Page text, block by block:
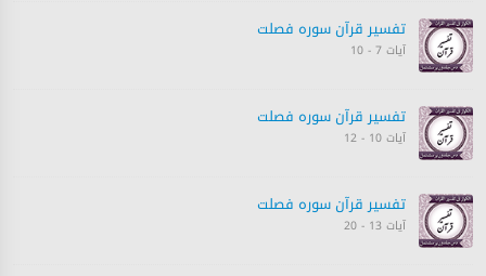
تفسیر قرآن سورہ ‎فصلت
آیات 7 - 10
تفسیر قرآن سورہ ‎فصلت
آیات 10 - 12
تفسیر قرآن سورہ ‎فصلت
آیات 13 - 20